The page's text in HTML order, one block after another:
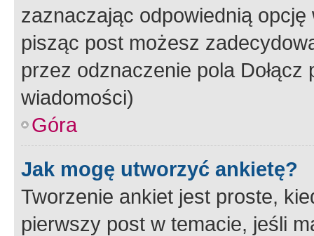
zaznaczając odpowiednią
pisząc post możesz
przez odznaczenie pola
wiadomości)
Góra
Jak mogę utworzyć ankietę?
Tworzenie ankiet jest proste,
pierwszy post w temacie, jeśli